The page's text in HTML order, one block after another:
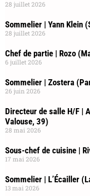
28 juillet 2026
Sommelier | Yann Klein
28 juillet 2026
Chef de partie | Rozo
6 juillet 2026
Sommelier | Zostera
26 juin 2026
Directeur de salle H/F |
Valouse, 39)
28 mai 2026
Sous-chef de cuisine |
17 mai 2026
Sommelier | L’Écailler
13 mai 2026